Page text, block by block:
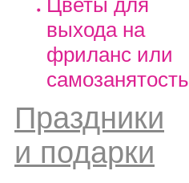
Цветы для
выхода на
фриланс или
самозанятость
Праздники
и подарки